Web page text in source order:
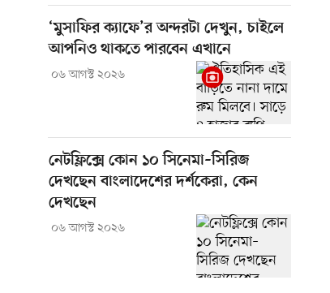
‘মুসাফির ক্যাফে’র অন্দরটা দেখুন, চাইলে
আপনিও থাকতে পারবেন এখানে
০৬ আগস্ট ২০২৬
নেটফ্লিক্সে কোন ১০ সিনেমা–সিরিজ
দেখছেন বাংলাদেশের দর্শকেরা, কেন
দেখছেন
০৬ আগস্ট ২০২৬